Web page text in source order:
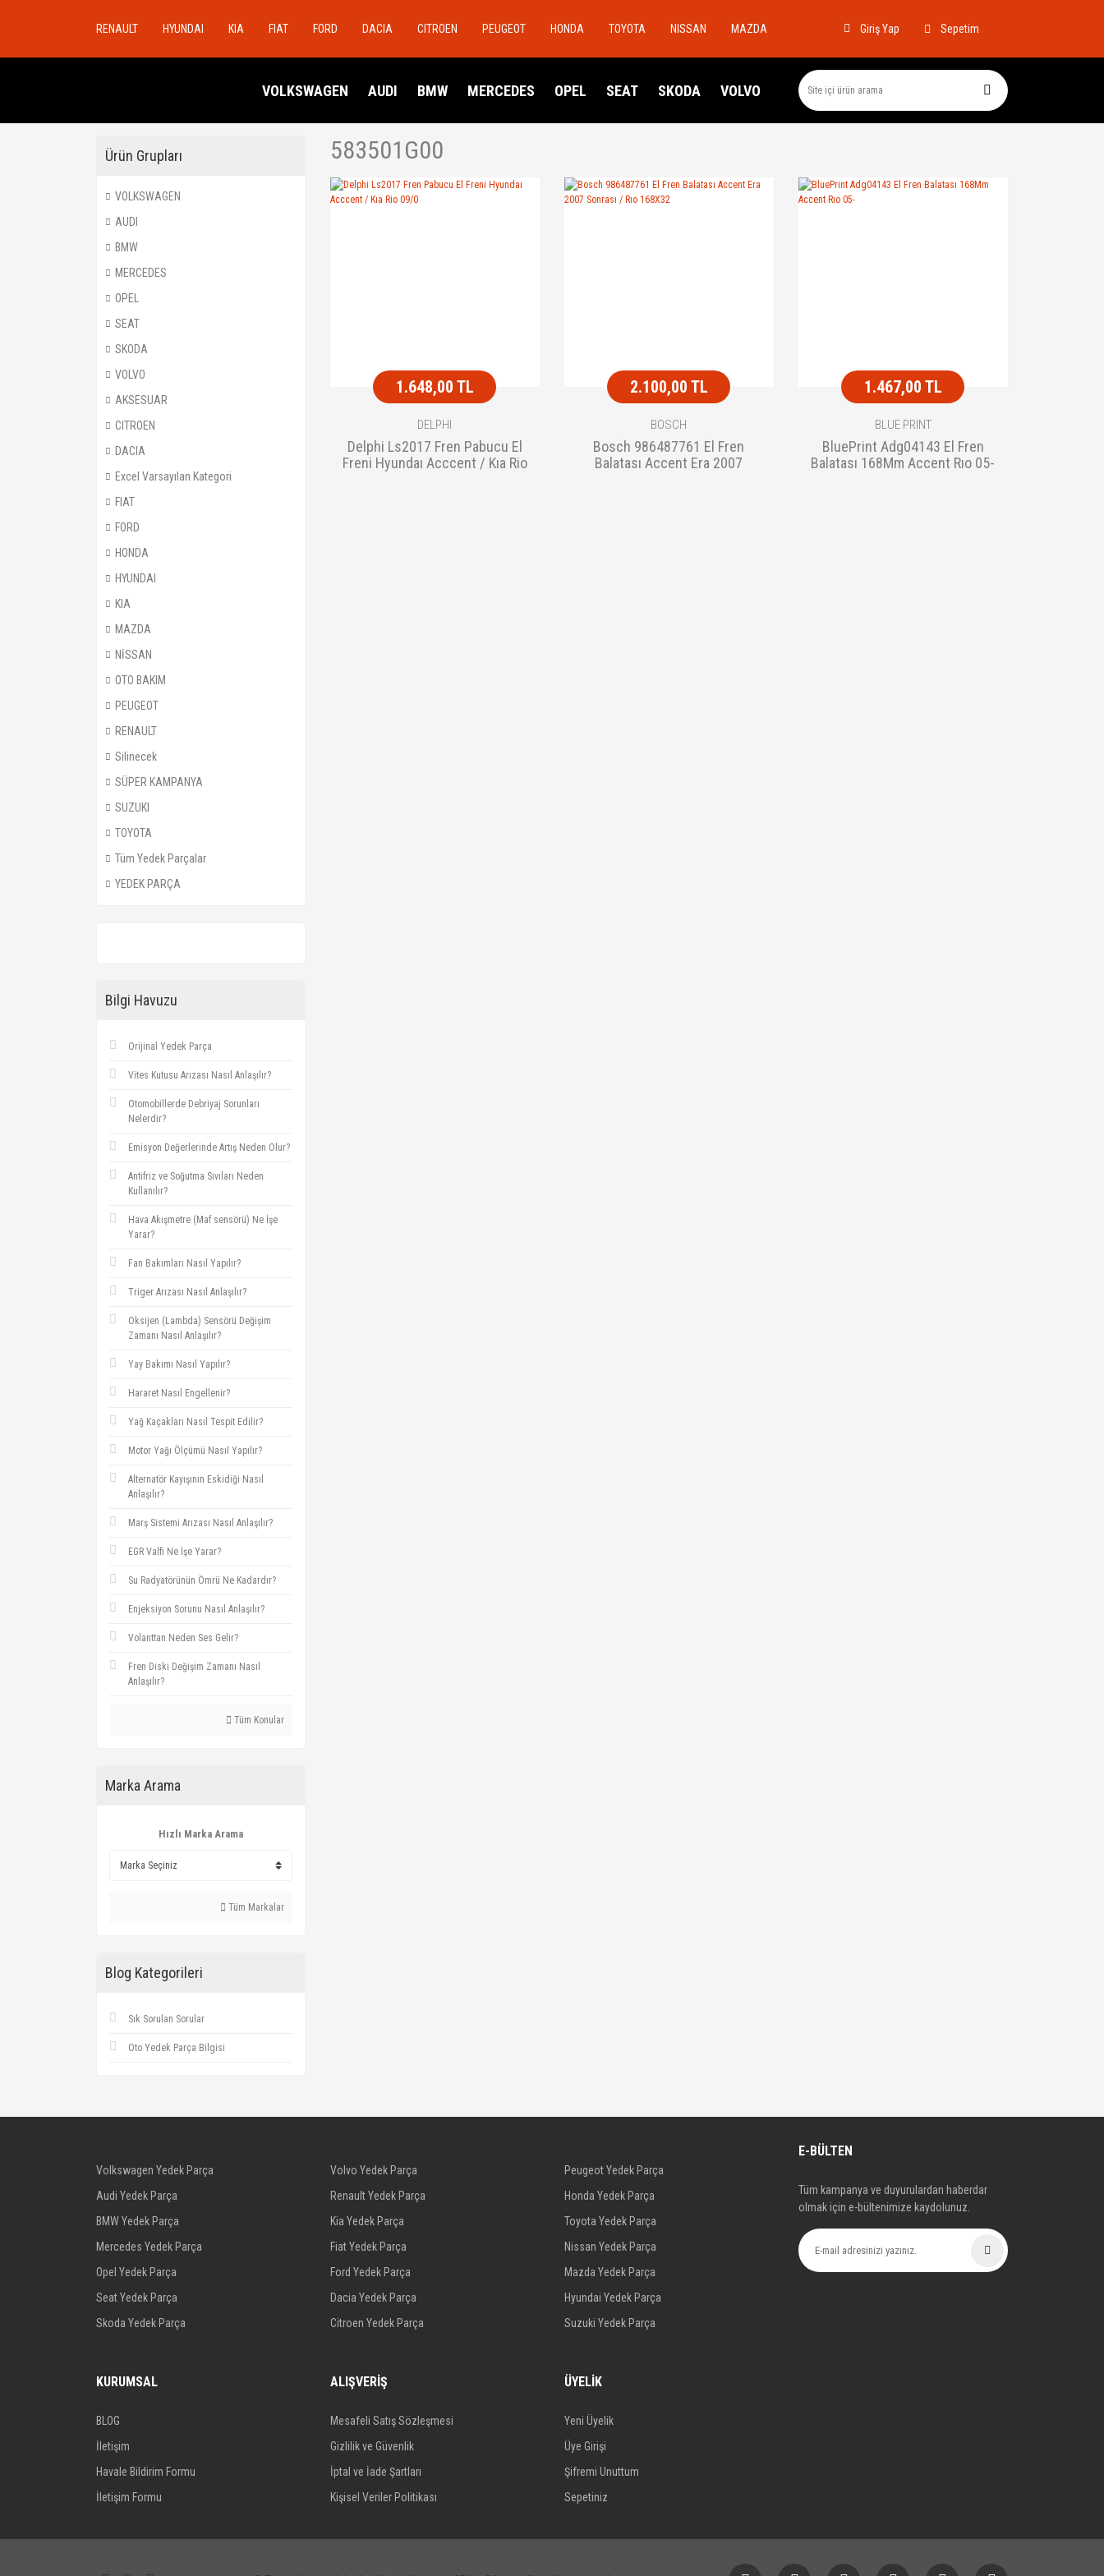
RENAULT HYUNDAI KIA FIAT FORD DACIA CITROEN PEUGEOT HONDA TOYOTA NISSAN MAZDA Giriş Yap Sepetim
VOLKSWAGEN AUDI BMW MERCEDES OPEL SEAT SKODA VOLVO
Ürün Grupları
VOLKSWAGEN
AUDI
BMW
MERCEDES
OPEL
SEAT
SKODA
VOLVO
AKSESUAR
CITROEN
DACIA
Excel Varsayılan Kategori
FIAT
FORD
HONDA
HYUNDAI
KIA
MAZDA
NİSSAN
OTO BAKIM
PEUGEOT
RENAULT
Silinecek
SÜPER KAMPANYA
SUZUKI
TOYOTA
Tüm Yedek Parçalar
YEDEK PARÇA
Bilgi Havuzu
Orijinal Yedek Parça
Vites Kutusu Arızası Nasıl Anlaşılır?
Otomobillerde Debriyaj Sorunları
Nelerdir?
Emisyon Değerlerinde Artış Neden Olur?
Antifriz ve Soğutma Sıvıları Neden
Kullanılır?
Hava Akışmetre (Maf sensörü) Ne İşe
Yarar?
Fan Bakımları Nasıl Yapılır?
Triger Arızası Nasıl Anlaşılır?
Oksijen (Lambda) Sensörü Değişim
Zamanı Nasıl Anlaşılır?
Yay Bakımı Nasıl Yapılır?
Hararet Nasıl Engellenir?
Yağ Kaçakları Nasıl Tespit Edilir?
Motor Yağı Ölçümü Nasıl Yapılır?
Alternatör Kayışının Eskidiği Nasıl
Anlaşılır?
Marş Sistemi Arızası Nasıl Anlaşılır?
EGR Valfi Ne İşe Yarar?
Su Radyatörünün Ömrü Ne Kadardır?
Enjeksiyon Sorunu Nasıl Anlaşılır?
Volanttan Neden Ses Gelir?
Fren Diski Değişim Zamanı Nasıl
Anlaşılır?
Tüm Konular
Marka Arama
Hızlı Marka Arama
Tüm Markalar
Blog Kategorileri
Sık Sorulan Sorular
Oto Yedek Parça Bilgisi
583501G00
1.648,00 TL
DELPHI
Delphi Ls2017 Fren Pabucu El
Freni Hyundaı Acccent / Kıa Rio
2.100,00 TL
BOSCH
Bosch 986487761 El Fren
Balatası Accent Era 2007
1.467,00 TL
BLUE PRINT
BluePrint Adg04143 El Fren
Balatası 168Mm Accent Rıo 05-
Volkswagen Yedek Parça
Audi Yedek Parça
BMW Yedek Parça
Mercedes Yedek Parça
Opel Yedek Parça
Seat Yedek Parça
Skoda Yedek Parça
Volvo Yedek Parça
Renault Yedek Parça
Kia Yedek Parça
Fiat Yedek Parça
Ford Yedek Parça
Dacia Yedek Parça
Citroen Yedek Parça
Peugeot Yedek Parça
Honda Yedek Parça
Toyota Yedek Parça
Nissan Yedek Parça
Mazda Yedek Parça
Hyundai Yedek Parça
Suzuki Yedek Parça
KURUMSAL
BLOG
İletişim
Havale Bildirim Formu
İletişim Formu
ALIŞVERİŞ
Mesafeli Satış Sözleşmesi
Gizlilik ve Güvenlik
İptal ve İade Şartları
Kişisel Veriler Politikası
ÜYELİK
Yeni Üyelik
Üye Girişi
Şifremi Unuttum
Sepetiniz
E-BÜLTEN
Tüm kampanya ve duyurulardan haberdar
olmak için e-bültenimize kaydolunuz.